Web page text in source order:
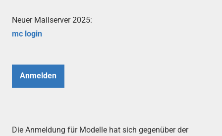
Neuer Mailserver 2025:
mc login
Anmelden
Die Anmeldung für Modelle hat sich gegenüber der